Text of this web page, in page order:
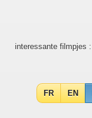
interessante filmpjes :
FR EN